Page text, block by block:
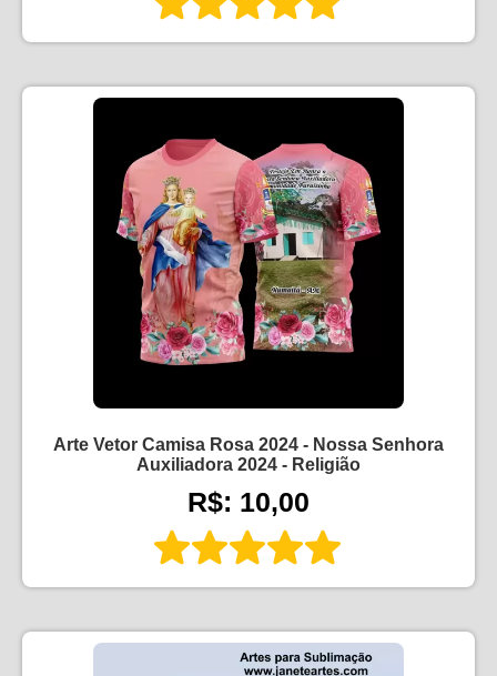
Arte Vetor Camisa Rosa 2024 - Nossa Senhora
Auxiliadora 2024 - Religião
R$: 10,00